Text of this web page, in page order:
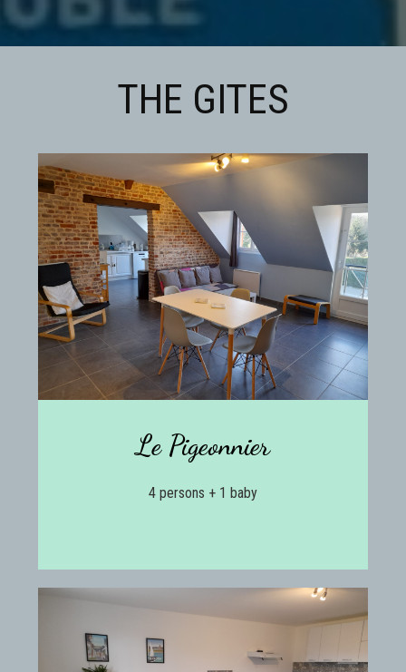
THE GITES
Le Pigeonnier
4 persons + 1 baby